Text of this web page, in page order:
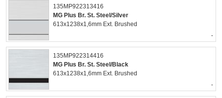
135MP922313416
MG Plus Br. St. Steel/Silver
613x1238x1,6mm Ext. Brushed
-
135MP922314416
MG Plus Br. St. Steel/Black
613x1238x1,6mm Ext. Brushed
-